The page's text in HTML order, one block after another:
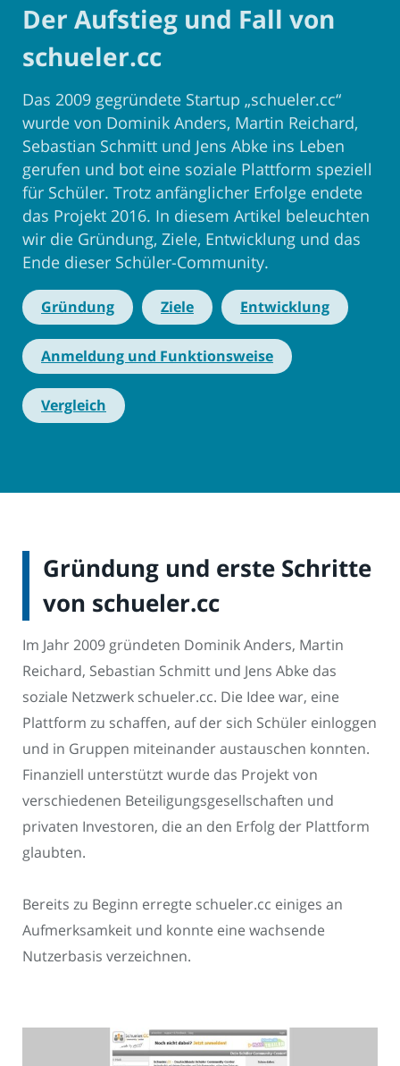
Der Aufstieg und Fall von
schueler.cc
Das 2009 gegründete Startup „schueler.cc“
wurde von Dominik Anders, Martin Reichard,
Sebastian Schmitt und Jens Abke ins Leben
gerufen und bot eine soziale Plattform speziell
für Schüler. Trotz anfänglicher Erfolge endete
das Projekt 2016. In diesem Artikel beleuchten
wir die Gründung, Ziele, Entwicklung und das
Ende dieser Schüler-Community.
Gründung Ziele Entwicklung
Anmeldung und Funktionsweise
Vergleich
Gründung und erste Schritte
von schueler.cc
Im Jahr 2009 gründeten Dominik Anders, Martin
Reichard, Sebastian Schmitt und Jens Abke das
soziale Netzwerk schueler.cc. Die Idee war, eine
Plattform zu schaffen, auf der sich Schüler einloggen
und in Gruppen miteinander austauschen konnten.
Finanziell unterstützt wurde das Projekt von
verschiedenen Beteiligungsgesellschaften und
privaten Investoren, die an den Erfolg der Plattform
glaubten.
Bereits zu Beginn erregte schueler.cc einiges an
Aufmerksamkeit und konnte eine wachsende
Nutzerbasis verzeichnen.